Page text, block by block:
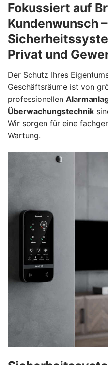
Fokussiert auf
Kundenwunsch –
Privat und
Der Schutz Ihres
Geschäftsräume ist von
professionellen
Überwachungstechnik
Wir sorgen für eine
Wartung.